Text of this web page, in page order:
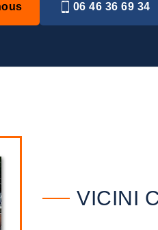
06 46 36 69 34
VICINI